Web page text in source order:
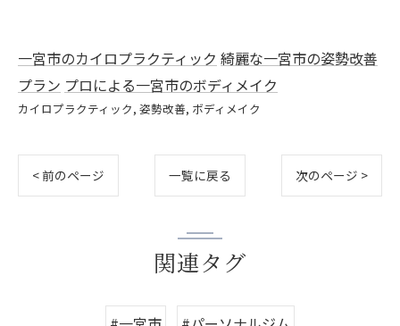
一宮市のカイロプラクティック 綺麗な一宮市の姿勢改善
プラン プロによる一宮市のボディメイク
カイロプラクティック 姿勢改善 ボディメイク
< 前のページ 一覧に戻る 次のページ >
関連タグ